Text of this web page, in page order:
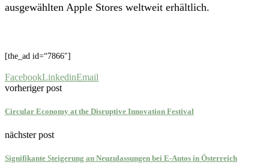
ausgewählten Apple Stores weltweit erhältlich.
[the_ad id=“7866″]
FacebookLinkedinEmail
vorheriger post
Circular Economy at the Disruptive Innovation Festival
nächster post
Signifikante Steigerung an Neuzulassungen bei E-Autos in Österreich